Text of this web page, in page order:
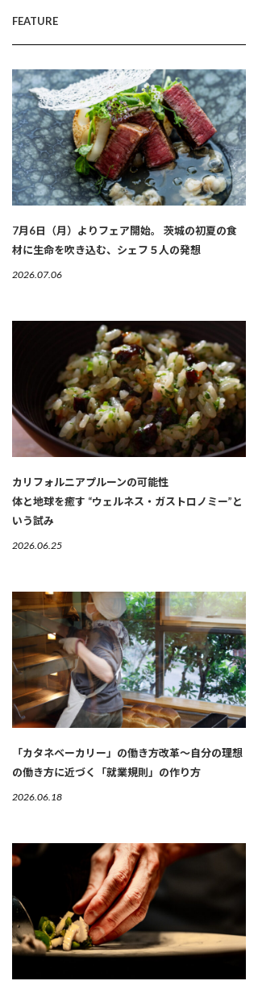
FEATURE
7月6日（月）よりフェア開始。 茨城の初夏の食
材に生命を吹き込む、シェフ５人の発想
2026.07.06
カリフォルニアプルーンの可能性
体と地球を癒す “ウェルネス・ガストロノミー”と
いう試み
2026.06.25
「カタネベーカリー」の働き方改革～自分の理想
の働き方に近づく「就業規則」の作り方
2026.06.18